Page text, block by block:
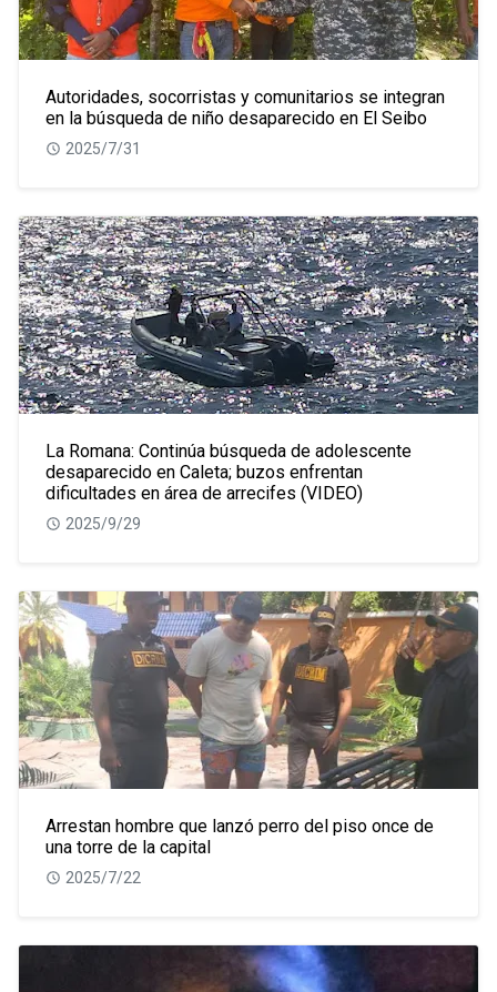
Autoridades, socorristas y comunitarios se integran
en la búsqueda de niño desaparecido en El Seibo
2025/7/31
La Romana: Continúa búsqueda de adolescente
desaparecido en Caleta; buzos enfrentan
dificultades en área de arrecifes (VIDEO)
2025/9/29
Arrestan hombre que lanzó perro del piso once de
una torre de la capital
2025/7/22